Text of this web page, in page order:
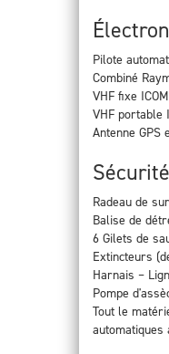
Pilote
Combiné
VHF fixe
VHF portable
Antenne GPS
Sécurité
Radeau de
Balise de
6 Gilets de
Extincteurs
Harnais –
Pompe
Tout le
automatiques